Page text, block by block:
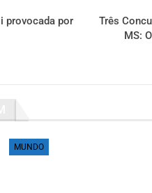
provocada por
Três
MS:
MUNDO